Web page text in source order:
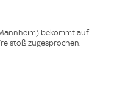
bekommt auf
zugesprochen.